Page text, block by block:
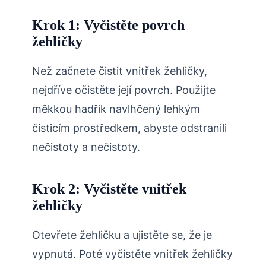
Krok 1: Vyčistěte povrch
žehličky
Než začnete čistit vnitřek žehličky,
nejdříve očistěte její povrch. Použijte
měkkou hadřík navlhčený lehkým
čisticím prostředkem, abyste odstranili
nečistoty a nečistoty.
Krok 2: Vyčistěte vnitřek
žehličky
Otevřete žehličku a ujistěte se, že je
vypnutá. Poté vyčistěte vnitřek žehličky